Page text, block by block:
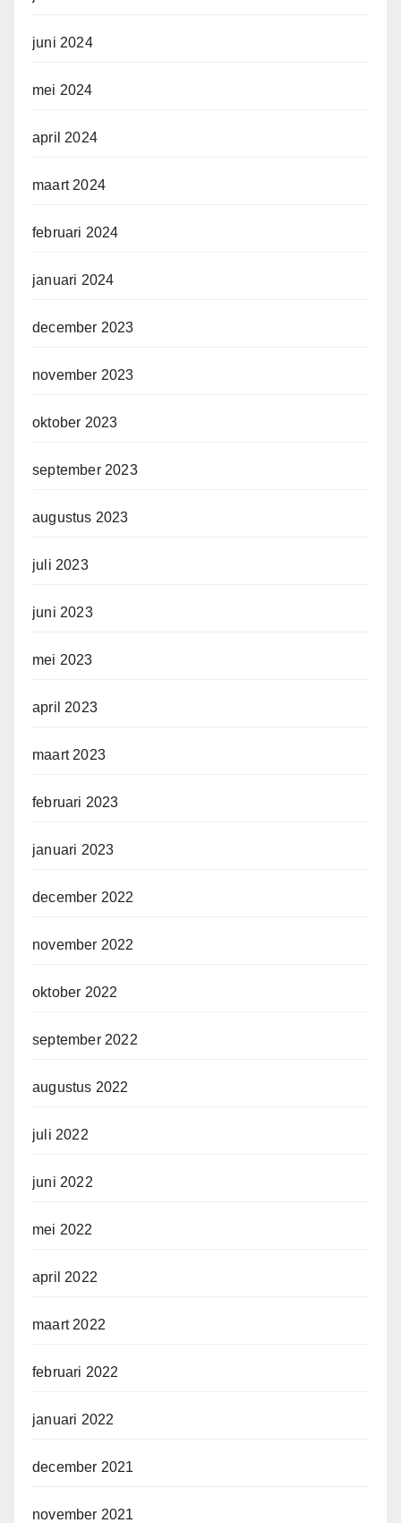
juni 2024
mei 2024
april 2024
maart 2024
februari 2024
januari 2024
december 2023
november 2023
oktober 2023
september 2023
augustus 2023
juli 2023
juni 2023
mei 2023
april 2023
maart 2023
februari 2023
januari 2023
december 2022
november 2022
oktober 2022
september 2022
augustus 2022
juli 2022
juni 2022
mei 2022
april 2022
maart 2022
februari 2022
januari 2022
december 2021
november 2021